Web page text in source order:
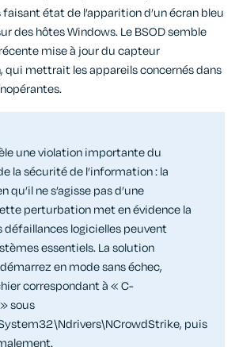
état de l’apparition d’un écran bleu
des hôtes Windows. Le BSOD semble
mise à jour du capteur
qui mettrait les appareils concernés dans
une violation importante du
la sécurité de l’information : la
ne s’agisse pas d’une
perturbation met en évidence la
défaillances logicielles peuvent
essentiels. La solution
en mode sans échec,
correspondant à « C-
sous
puis